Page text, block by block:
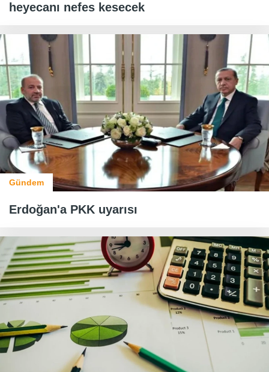
heyecanı nefes kesecek
Gündem
Erdoğan'a PKK uyarısı